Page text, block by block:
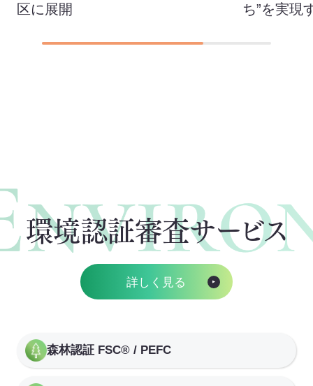
区に展開
ち”を実現
環境認証審査サービス
詳しく見る
森林認証 FSC® / PEFC